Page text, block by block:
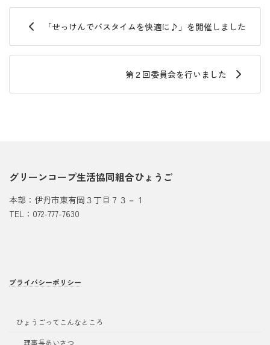
「せっけんでバスタイムを快適に♪」を開催しました
第２回委員会を行いました
グリーンコープ生活協同組合ひょうご
本部：伊丹市東有岡３丁目７３－１
TEL：072-777-7630
プライバシーポリシー
ひょうごってこんなところ
理事長あいさつ